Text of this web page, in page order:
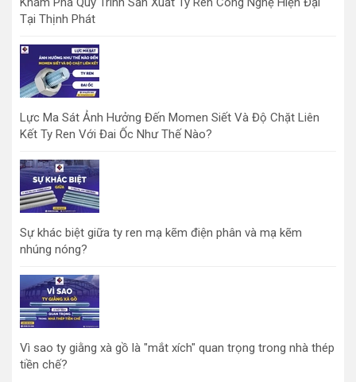
Tại Thịnh Phát
Lực Ma Sát Ảnh Hưởng Đến Momen Siết Và Độ Chặt Liên
Kết Ty Ren Với Đai Ốc Như Thế Nào?
Sự khác biệt giữa ty ren mạ kẽm điện phân và mạ kẽm
nhúng nóng?
Vì sao ty giằng xà gồ là "mắt xích" quan trọng trong nhà thép
tiền chế?